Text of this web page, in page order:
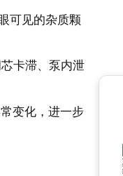
可见的杂质颗
卡滞、泵内泄
变化，进一步